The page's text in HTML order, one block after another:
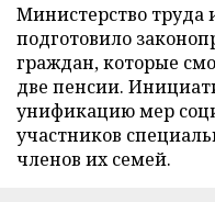
Министерство труда
подготовило
граждан, которые
две пенсии.
унификацию мер
участников
членов их семей.